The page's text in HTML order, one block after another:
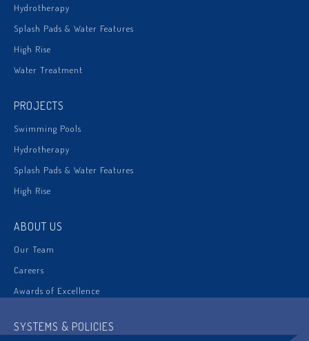
Hydrotherapy
Splash Pads & Water Features
High Rise
Water Treatment
PROJECTS
Swimming Pools
Hydrotherapy
Splash Pads & Water Features
High Rise
ABOUT US
Our Team
Careers
Awards of Excellence
SYSTEMS & POLICIES